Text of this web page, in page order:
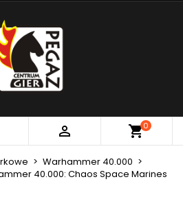
 0
Warhammer 40.000
40.000: Chaos Space Marines
ŻYCZEŃ
Utwórz listę życzeń
BY ZAPISAĆ PRODUKTY
Anuluj Zaloguj się